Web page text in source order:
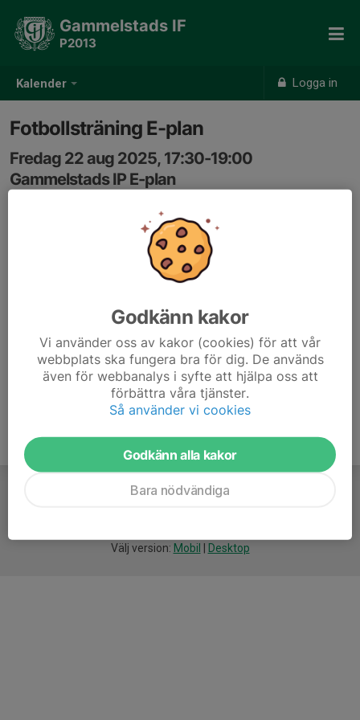
Kalender Logga in
Gammelstads IF
P2013
Fotbollsträning E-plan
Fredag 22 aug 2025, 17:30-19:00
Gammelstads IP E-plan
Välj version: Mobil Desktop
Godkänn kakor
Vi använder oss av kakor (cookies) för att vår
webbplats ska fungera bra för dig. De används
även för webbanalys i syfte att hjälpa oss att
förbättra våra tjänster.
Så använder vi cookies
Godkänn alla kakor
Bara nödvändiga